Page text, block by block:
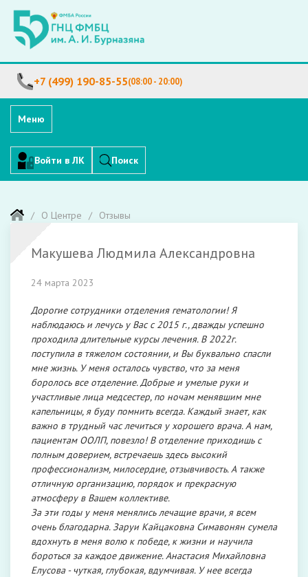
+7 (499) 190-85-55(08:00 - 20:00)
Меню
Войти в ЛК Поиск
О Центре Отзывы
Макушева Людмила Александровна
24 марта 2023
Дорогие сотрудники отделения гематологии! Я
наблюдаюсь и лечусь у Вас с 2015 г., дважды успешно
проходила длительные курсы лечения. В 2022г.
поступила в тяжелом состоянии, и Вы буквально спасли
мне жизнь. У меня осталось чувство, что за меня
боролось все отделение. Добрые и умелые руки и
участливые лица медсестер, по ночам менявшим мне
капельницы, я буду помнить всегда. Каждый знает, как
важно в трудный час лечиться у хорошего врача. А нам,
пациентам ООЛП, повезло! В отделение приходишь с
полным доверием, встречаешь здесь высокий
профессионализм, милосердие, отзывчивость. А также
отличную организацию, порядок и прекрасную
атмосферу в Вашем коллективе.
За эти годы у меня менялись лечащие врачи, я всем
очень благодарна. Заруи Кайцаковна Симавонян сумела
вдохнуть в меня волю к победе, к жизни и научила
бороться за каждое движение. Анастасия Михайловна
Елусова - чуткая, глубокая, вдумчивая. У нее всегда